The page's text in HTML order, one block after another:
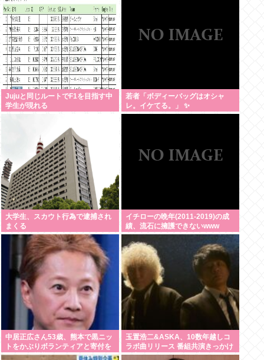
Jujuと同じルートでF1を目指す中
学生が現れる
若者「ボディーバッグはオシャ
レ。イケてる。」 ✨
大学生、スカウト行為で逮捕され
まくる
イチローの晩年(2011-2019)の成
績、流石に擁護できないwww
中居正広さん53歳、熊本で黒ニッ
トをかぶりボランティアと寄付を
している模様
玉置浩二&ASKA、10数年越しコ
ラボ曲リリース 番組共演きっかけ
で実現…同い年盟友の完全合作